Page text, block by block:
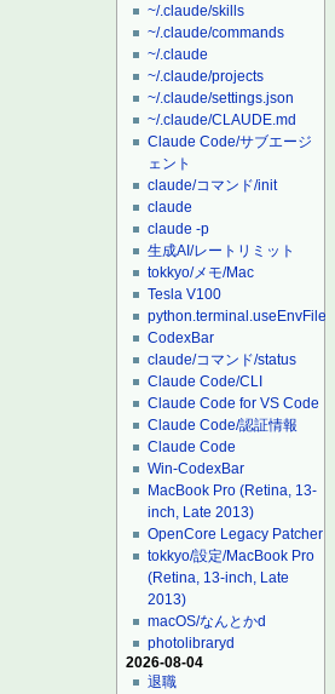
~/.claude/skills
~/.claude/commands
~/.claude
~/.claude/projects
~/.claude/settings.json
~/.claude/CLAUDE.md
Claude Code/サブエージ
ェント
claude/コマンド/init
claude
claude -p
生成AI/レートリミット
tokkyo/メモ/Mac
Tesla V100
python.terminal.useEnvFile
CodexBar
claude/コマンド/status
Claude Code/CLI
Claude Code for VS Code
Claude Code/認証情報
Claude Code
Win-CodexBar
MacBook Pro (Retina, 13-
inch, Late 2013)
OpenCore Legacy Patcher
tokkyo/設定/MacBook Pro
(Retina, 13-inch, Late
2013)
macOS/なんとかd
photolibraryd
2026-08-04
退職